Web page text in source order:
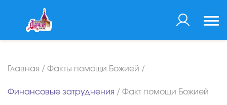
Главная / Факты помощи Божией /
Финансовые затруднения / Факт помощи Божией